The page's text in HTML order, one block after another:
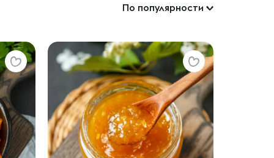
По популярности